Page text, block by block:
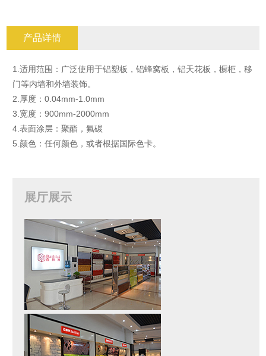
产品详情
1.适用范围：广泛使用于铝塑板，铝蜂窝板，铝天花板，橱柜，移
门等内墙和外墙装饰。
2.厚度：0.04mm-1.0mm
3.宽度：900mm-2000mm
4.表面涂层：聚酯，氟碳
5.颜色：任何颜色，或者根据国际色卡。
展厅展示